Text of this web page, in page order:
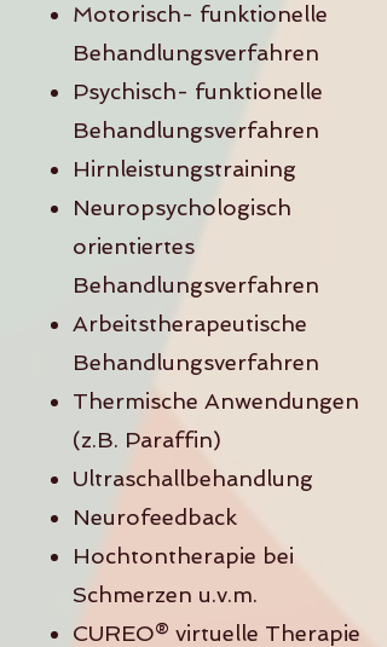
Motorisch- funktionelle
Behandlungsverfahren
Psychisch- funktionelle
Behandlungsverfahren
Hirnleistungstraining
Neuropsychologisch
orientiertes
Behandlungsverfahren
Arbeitstherapeutische
Behandlungsverfahren
Thermische Anwendungen
(z.B. Paraffin)
Ultraschallbehandlung
Neurofeedback
Hochtontherapie bei
Schmerzen u.v.m.
CUREO® virtuelle Therapie